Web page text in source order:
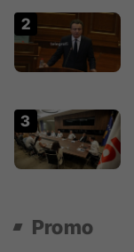
Promo